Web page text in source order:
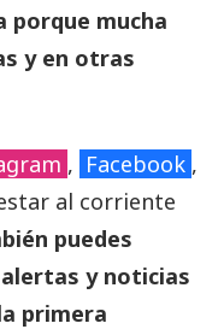
porque mucha
y en otras
, Facebook ,
al corriente
puedes
y noticias
primera